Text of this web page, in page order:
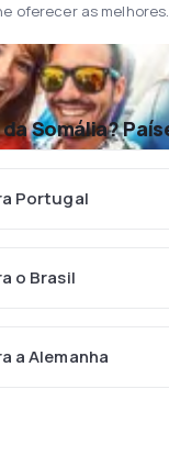
oferecer as
Somália?
Portugal
o Brasil
a Alemanha